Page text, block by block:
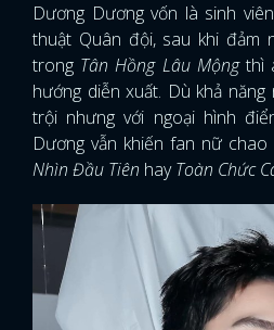
Dương Dương vốn là sinh
thuật Quân đội, sau khi đảm
trong Tân Hồng Lâu Mộngthì
hướng diễn xuất. Dù khả
trội nhưng với ngoại hình
Dương vẫn khiến fan nữ
Nhìn Đầu Tiên hayToàn Chức